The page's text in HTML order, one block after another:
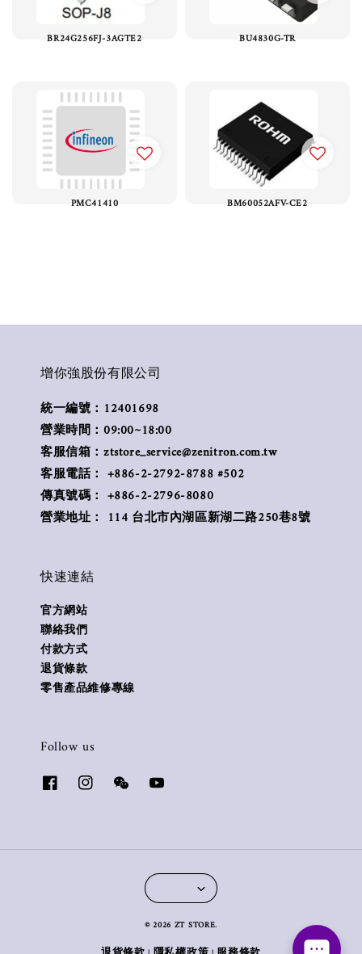
BR24G256FJ-3AGTE2 BU4830G-TR
PMC41410 BM60052AFV-CE2
增你強股份有限公司
統一編號：12401698
營業時間：09:00~18:00
客服信箱：ztstore_service@zenitron.com.tw
客服電話： +886-2-2792-8788 #502
傳真號碼： +886-2-2796-8080
營業地址： 114 台北市內湖區新湖二路250巷8號
快速連結
官方網站
聯絡我們
付款方式
退貨條款
零售產品維修專線
Follow us
© 2026 ZT STORE.